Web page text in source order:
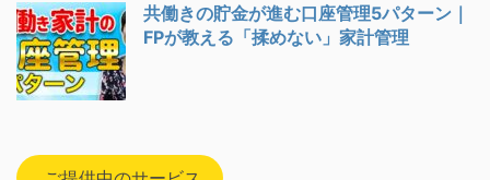
共働きの貯金が進む口座管理5パターン｜
FPが教える「揉めない」家計管理